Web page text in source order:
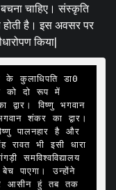
चाहिए। संस्कृति
है। इस अवसर पर
किया|
को दो रूप में
द्वार। विष्णु भगवान
शंकर का द्वार।
पालनहार है और
रावत भी इसी धारा
समविश्वविद्यालय
पाएगा। उन्होंने
आसीन हुं तब तक